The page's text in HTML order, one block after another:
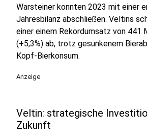
Warsteiner konnten 2023 mit einer
Jahresbilanz abschließen. Veltins
einer einem Rekordumsatz von 441
(+5,3%) ab, trotz gesunkenem
Kopf-Bierkonsum.
Anzeige
Veltin: strategische
Zukunft